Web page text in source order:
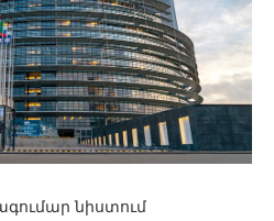
նիստում